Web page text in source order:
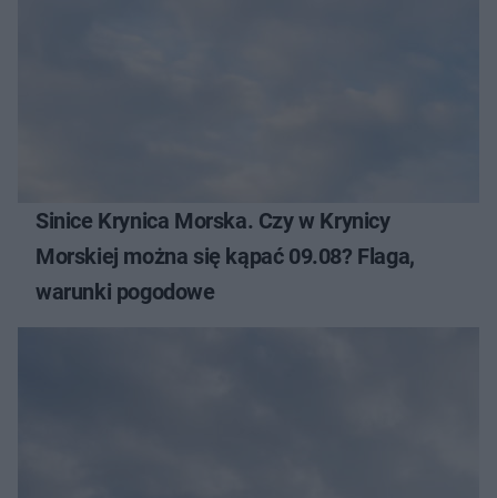
Sinice Krynica Morska. Czy w Krynicy
Morskiej można się kąpać 09.08? Flaga,
warunki pogodowe